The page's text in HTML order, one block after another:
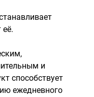
и
способствует
ежедневного